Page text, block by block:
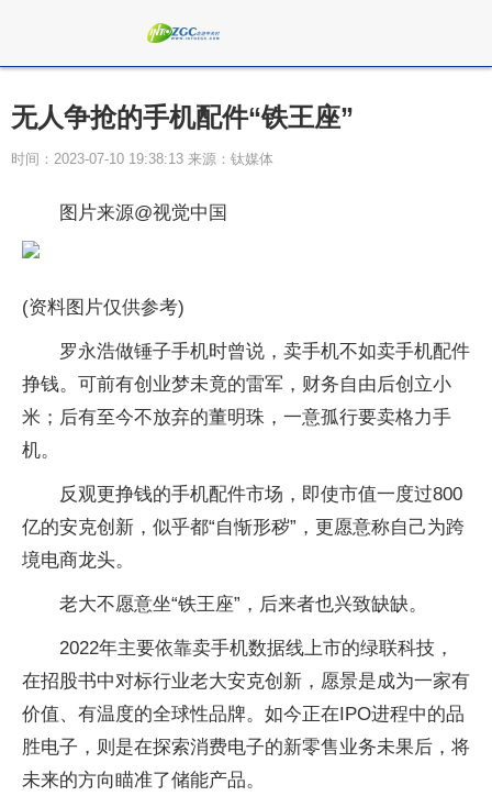
无人争抢的手机配件“铁王座”
时间：2023-07-10 19:38:13 来源：钛媒体
图片来源@视觉中国
(资料图片仅供参考)
罗永浩做锤子手机时曾说，卖手机不如卖手机配件
挣钱。可前有创业梦未竟的雷军，财务自由后创立小
米；后有至今不放弃的董明珠，一意孤行要卖格力手
机。
反观更挣钱的手机配件市场，即使市值一度过800
亿的安克创新，似乎都“自惭形秽”，更愿意称自己为跨
境电商龙头。
老大不愿意坐“铁王座”，后来者也兴致缺缺。
2022年主要依靠卖手机数据线上市的绿联科技，
在招股书中对标行业老大安克创新，愿景是成为一家有
价值、有温度的全球性品牌。如今正在IPO进程中的品
胜电子，则是在探索消费电子的新零售业务未果后，将
未来的方向瞄准了储能产品。